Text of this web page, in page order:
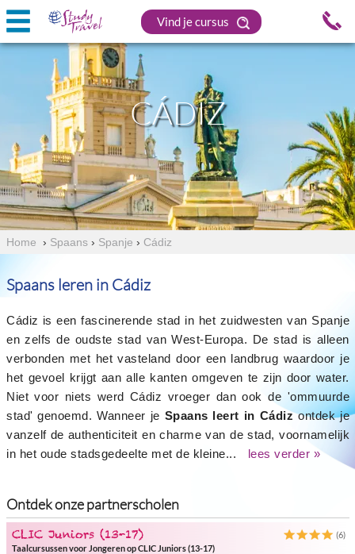
Vind je cursus
CÁDIZ
Home › Spaans › Spanje › Cádiz
Spaans leren in Cádiz
Cádiz is een fascinerende stad in het zuidwesten van Spanje
en zelfs de oudste stad van West-Europa. De stad is alleen
verbonden met het vasteland door een landbrug waardoor je
het gevoel krijgt aan alle kanten omgeven te zijn door water.
Niet voor niets werd Cádiz vroeger dan ook de 'ommuurde
stad' genoemd. Wanneer je Spaans leert in Cádizontdek je
vanzelf de authenticiteit en charme van de stad, voornamelijk
in het oude stadsgedeelte met de kleine...
lees verder »
Ontdek onze partnerscholen
CLIC Juniors (13-17)
(6)
Taalcursussen voor Jongeren op CLIC Juniors (13-17)